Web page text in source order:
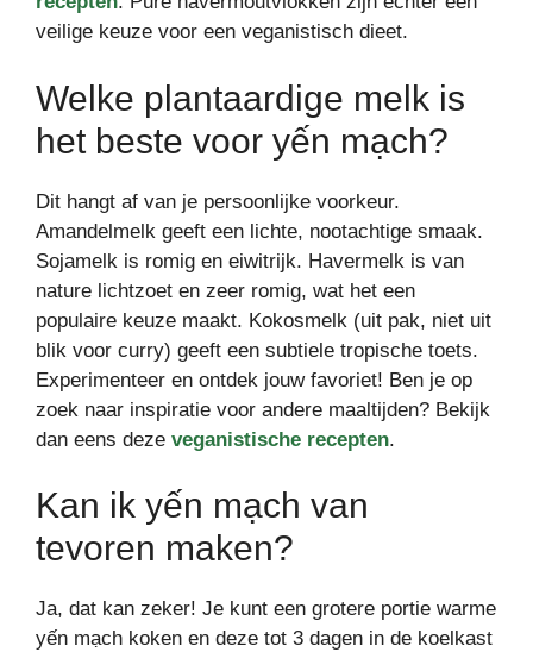
veilige keuze voor een veganistisch dieet.
Welke plantaardige melk is
het beste voor yến mạch?
Dit hangt af van je persoonlijke voorkeur.
Amandelmelk geeft een lichte, nootachtige smaak.
Sojamelk is romig en eiwitrijk. Havermelk is van
nature lichtzoet en zeer romig, wat het een
populaire keuze maakt. Kokosmelk (uit pak, niet uit
blik voor curry) geeft een subtiele tropische toets.
Experimenteer en ontdek jouw favoriet! Ben je op
zoek naar inspiratie voor andere maaltijden? Bekijk
dan eens deze veganistische recepten.
Kan ik yến mạch van
tevoren maken?
Ja, dat kan zeker! Je kunt een grotere portie warme
yến mạch koken en deze tot 3 dagen in de koelkast